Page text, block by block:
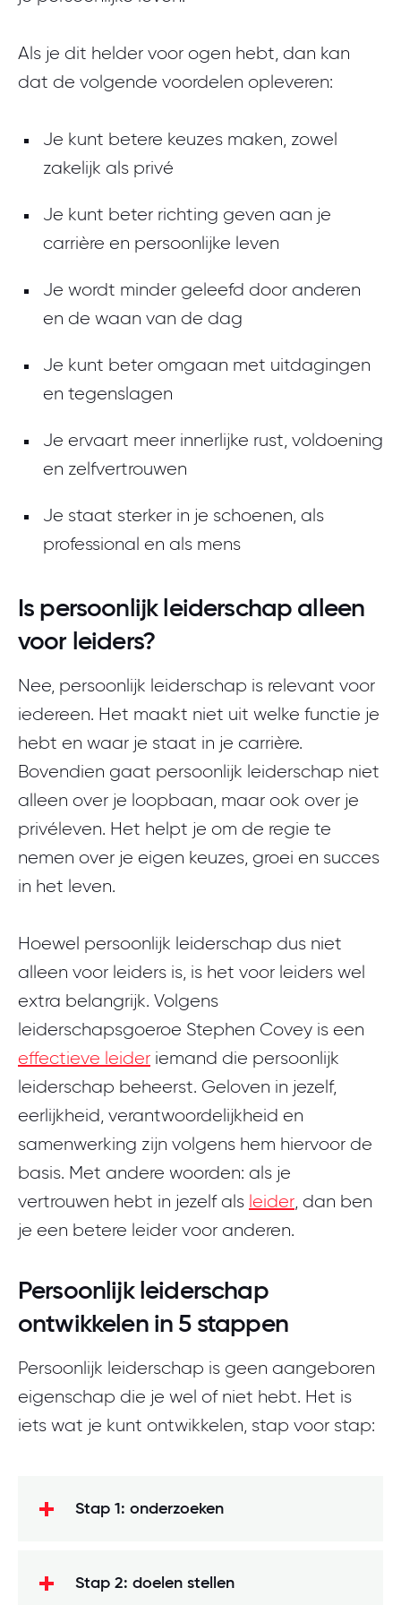
Als je dit helder voor ogen hebt, dan kan
dat de volgende voordelen opleveren:
Je kunt betere keuzes maken, zowel
zakelijk als privé
Je kunt beter richting geven aan je
carrière en persoonlijke leven
Je wordt minder geleefd door anderen
en de waan van de dag
Je kunt beter omgaan met uitdagingen
en tegenslagen
Je ervaart meer innerlijke rust, voldoening
en zelfvertrouwen
Je staat sterker in je schoenen, als
professional en als mens
Is persoonlijk leiderschap alleen
voor leiders?
Nee, persoonlijk leiderschap is relevant voor
iedereen. Het maakt niet uit welke functie je
hebt en waar je staat in je carrière.
Bovendien gaat persoonlijk leiderschap niet
alleen over je loopbaan, maar ook over je
privéleven. Het helpt je om de regie te
nemen over je eigen keuzes, groei en succes
in het leven.
Hoewel persoonlijk leiderschap dus niet
alleen voor leiders is, is het voor leiders wel
extra belangrijk. Volgens
leiderschapsgoeroe Stephen Covey is een
effectieve leider iemand die persoonlijk
leiderschap beheerst. Geloven in jezelf,
eerlijkheid, verantwoordelijkheid en
samenwerking zijn volgens hem hiervoor de
basis. Met andere woorden: als je
vertrouwen hebt in jezelf als leider, dan ben
je een betere leider voor anderen.
Persoonlijk leiderschap
ontwikkelen in 5 stappen
Persoonlijk leiderschap is geen aangeboren
eigenschap die je wel of niet hebt. Het is
iets wat je kunt ontwikkelen, stap voor stap:
Stap 1: onderzoeken
Stap 2: doelen stellen